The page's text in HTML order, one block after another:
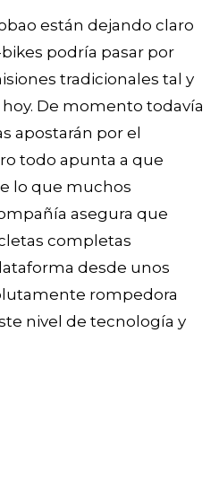
están dejando claro
podría pasar por
tradicionales tal y
De momento todavía
apostarán por el
todo apunta a que
lo que muchos
asegura que
completas
desde unos
rompedora
nivel de tecnología y